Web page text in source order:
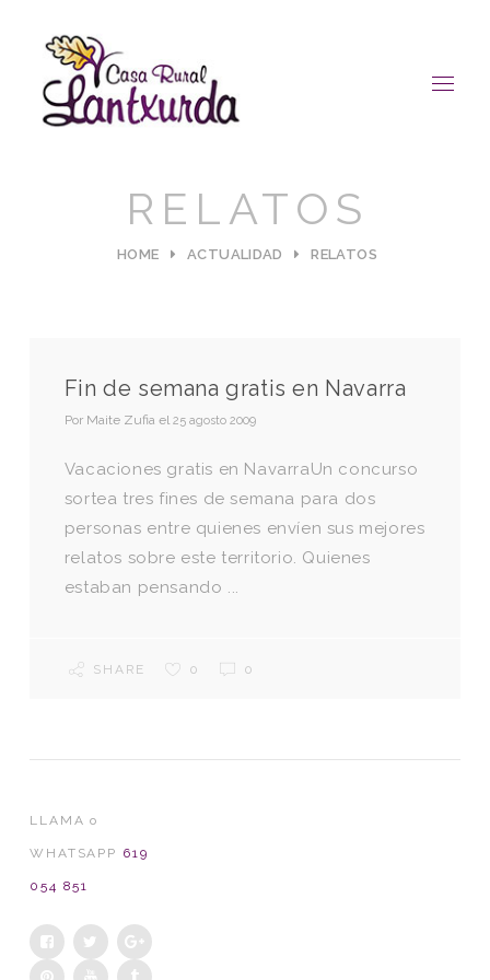
RELATOS
HOME ACTUALIDAD RELATOS
Fin de semana gratis en Navarra
Por Maite Zufia el25 agosto 2009
Vacaciones gratis en NavarraUn concurso
sortea tres fines de semana para dos
personas entre quienes envíen sus mejores
relatos sobre este territorio. Quienes
estaban pensando ...
SHARE 0 0
LLAMA o
WHATSAPP 619
054 851